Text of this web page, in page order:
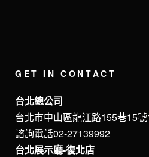
GET IN CONTACT
台北總公司
台北市中山區龍江路155巷15
諮詢電話02-27139992
台北展示廳-復北店